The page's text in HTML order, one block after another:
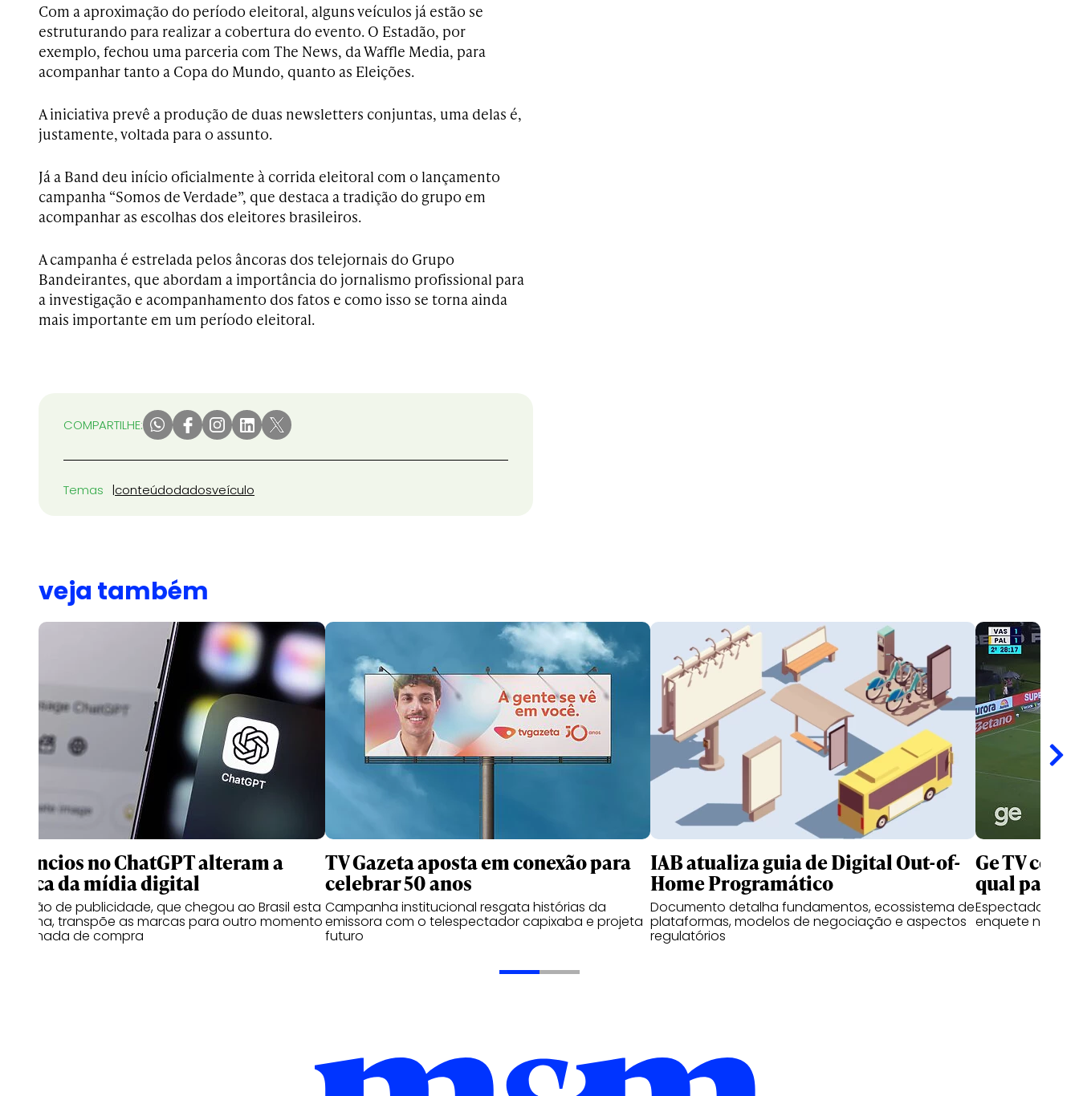
Com a aproximação do período eleitoral, alguns veículos já estão se
estruturando para realizar a cobertura do evento. O Estadão, por
exemplo, fechou uma parceria com The News, da Waffle Media, para
acompanhar tanto a Copa do Mundo, quanto as Eleições.
A iniciativa prevê a produção de duas newsletters conjuntas, uma delas é,
justamente, voltada para o assunto.
Já a Band deu início oficialmente à corrida eleitoral com o lançamento
campanha “Somos de Verdade”, que destaca a tradição do grupo em
acompanhar as escolhas dos eleitores brasileiros.
A campanha é estrelada pelos âncoras dos telejornais do Grupo
Bandeirantes, que abordam a importância do jornalismo profissional para
a investigação e acompanhamento dos fatos e como isso se torna ainda
mais importante em um período eleitoral.
COMPARTILHE:
Temas conteúdodadosveículo
veja também
Anúncios no ChatGPT alteram a
lógica da mídia digital
Solução de publicidade, que chegou ao Brasil esta
semana, transpõe as marcas para outro momento
na jornada de compra
TV Gazeta aposta em conexão para
celebrar 50 anos
Campanha institucional resgata histórias da
emissora com o telespectador capixaba e projeta
futuro
IAB atualiza guia de Digital Out-of-
Home Programático
Documento detalha fundamentos, ecossistema de
plataformas, modelos de negociação e aspectos
regulatórios
Ge TV
qual
Espectadores
enquete no